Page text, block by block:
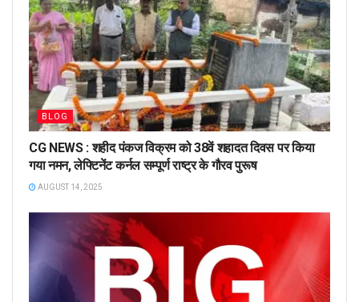
BLOG
CG NEWS : शहीद पंकज विक्रम को 38वें शहादत दिवस पर किया
गया नमन, लेफ्टिनेंट कर्नल सम्पूर्ण राष्ट्र के गौरव पुरूष
AUGUST 14, 2025